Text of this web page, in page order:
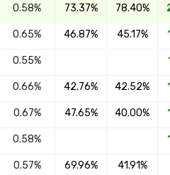
78.40%
73.37%
0.58%
45.17%
46.87%
0.65%
0.55%
42.52%
42.76%
0.66%
40.00%
47.65%
0.67%
0.58%
41.91%
69.96%
0.57%
עלות), השאירו פרטים: